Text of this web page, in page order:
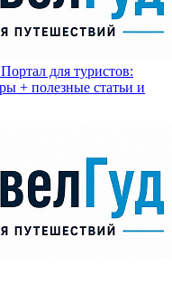
для туристов:
+ полезные статьи и